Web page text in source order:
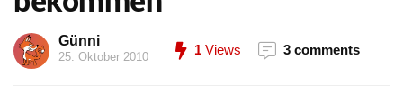
Günni
25. Oktober 2010 1 Views 3 comments